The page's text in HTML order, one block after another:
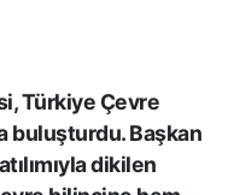
Türkiye Çevre
buluşturdu. Başkan
dikilen